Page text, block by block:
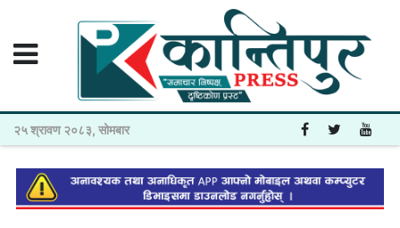
२५ श्रावण २०८३, सोमबार